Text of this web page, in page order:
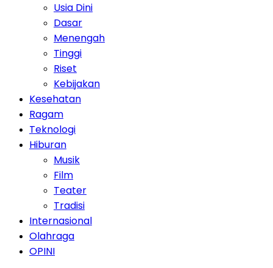
Usia Dini
Dasar
Menengah
Tinggi
Riset
Kebijakan
Kesehatan
Ragam
Teknologi
Hiburan
Musik
Film
Teater
Tradisi
Internasional
Olahraga
OPINI